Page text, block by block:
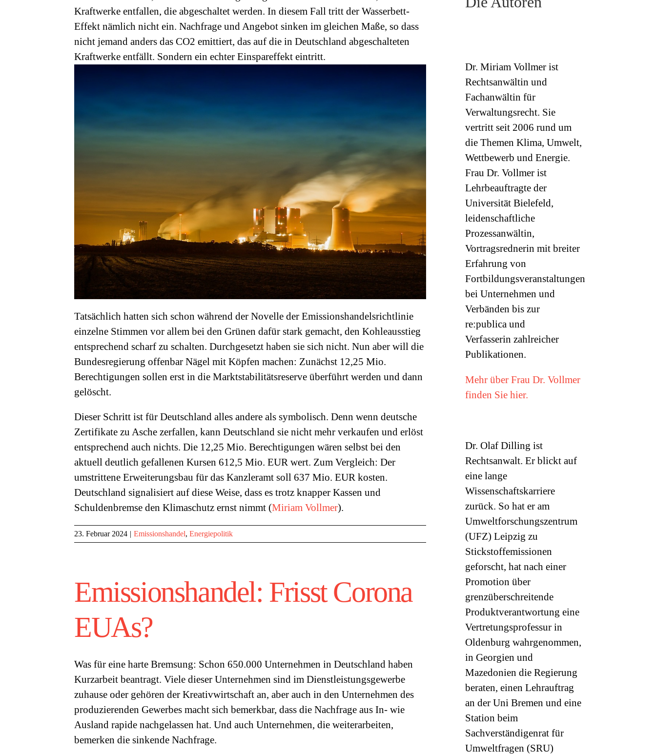
Kraftwerke entfallen, die abgeschaltet werden. In diesem Fall tritt der Wasserbett-
Effekt nämlich nicht ein. Nachfrage und Angebot sinken im gleichen Maße, so dass
nicht jemand anders das CO2 emittiert, das auf die in Deutschland abgeschalteten
Kraftwerke entfällt. Sondern ein echter Einspareffekt eintritt.
Tatsächlich hatten sich schon während der Novelle der Emissionshandelsrichtlinie
einzelne Stimmen vor allem bei den Grünen dafür stark gemacht, den Kohleausstieg
entsprechend scharf zu schalten. Durchgesetzt haben sie sich nicht. Nun aber will die
Bundesregierung offenbar Nägel mit Köpfen machen: Zunächst 12,25 Mio.
Berechtigungen sollen erst in die Marktstabilitätsreserve überführt werden und dann
gelöscht.
Dieser Schritt ist für Deutschland alles andere als symbolisch. Denn wenn deutsche
Zertifikate zu Asche zerfallen, kann Deutschland sie nicht mehr verkaufen und erlöst
entsprechend auch nichts. Die 12,25 Mio. Berechtigungen wären selbst bei den
aktuell deutlich gefallenen Kursen 612,5 Mio. EUR wert. Zum Vergleich: Der
umstrittene Erweiterungsbau für das Kanzleramt soll 637 Mio. EUR kosten.
Deutschland signalisiert auf diese Weise, dass es trotz knapper Kassen und
Schuldenbremse den Klimaschutz ernst nimmt (Miriam Vollmer).
23. Februar 2024 | Emissionshandel, Energiepolitik
Emissionshandel: Frisst Corona
EUAs?
Was für eine harte Bremsung: Schon 650.000 Unternehmen in Deutschland haben
Kurzarbeit beantragt. Viele dieser Unternehmen sind im Dienstleistungsgewerbe
zuhause oder gehören der Kreativwirtschaft an, aber auch in den Unternehmen des
produzierenden Gewerbes macht sich bemerkbar, dass die Nachfrage aus In- wie
Ausland rapide nachgelassen hat. Und auch Unternehmen, die weiterarbeiten,
bemerken die sinkende Nachfrage.
Dr. Miriam Vollmer ist
Rechtsanwältin und
Fachanwältin für
Verwaltungsrecht. Sie
vertritt seit 2006 rund um
die Themen Klima, Umwelt,
Wettbewerb und Energie.
Frau Dr. Vollmer ist
Lehrbeauftragte der
Universität Bielefeld,
leidenschaftliche
Prozessanwältin,
Vortragsrednerin mit breiter
Erfahrung von
Fortbildungsveranstaltungen
bei Unternehmen und
Verbänden bis zur
re:publica und
Verfasserin zahlreicher
Publikationen.
Mehr über Frau Dr. Vollmer
finden Sie hier.
Dr. Olaf Dilling ist
Rechtsanwalt. Er blickt auf
eine lange
Wissenschaftskarriere
zurück. So hat er am
Umweltforschungszentrum
(UFZ) Leipzig zu
Stickstoffemissionen
geforscht, hat nach einer
Promotion über
grenzüberschreitende
Produktverantwortung eine
Vertretungsprofessur in
Oldenburg wahrgenommen,
in Georgien und
Mazedonien die Regierung
beraten, einen Lehrauftrag
an der Uni Bremen und eine
Station beim
Sachverständigenrat für
Umweltfragen (SRU)